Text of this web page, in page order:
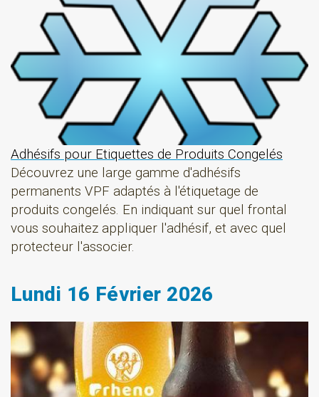
Adhésifs pour Etiquettes de Produits Congelés
Découvrez une large gamme d'adhésifs
permanents VPF adaptés à l'étiquetage de
produits congelés. En indiquant sur quel frontal
vous souhaitez appliquer l'adhésif, et avec quel
protecteur l'associer.
Lundi 16 Février 2026